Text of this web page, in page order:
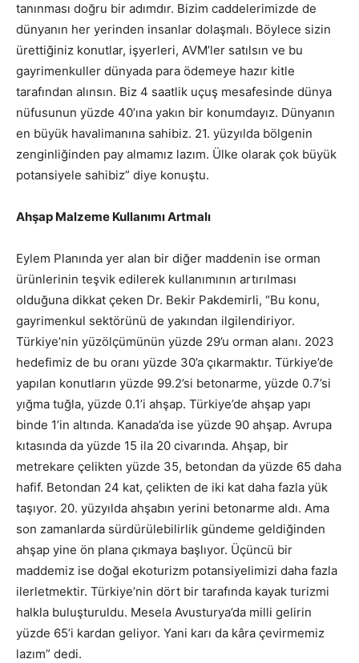
tanınması doğru bir adımdır. Bizim caddelerimizde de
dünyanın her yerinden insanlar dolaşmalı. Böylece sizin
ürettiğiniz konutlar, işyerleri, AVM’ler satılsın ve bu
gayrimenkuller dünyada para ödemeye hazır kitle
tarafından alınsın. Biz 4 saatlik uçuş mesafesinde dünya
nüfusunun yüzde 40’ına yakın bir konumdayız. Dünyanın
en büyük havalimanına sahibiz. 21. yüzyılda bölgenin
zenginliğinden pay almamız lazım. Ülke olarak çok büyük
potansiyele sahibiz” diye konuştu.
Ahşap Malzeme Kullanımı Artmalı
Eylem Planında yer alan bir diğer maddenin ise orman
ürünlerinin teşvik edilerek kullanımının artırılması
olduğuna dikkat çeken Dr. Bekir Pakdemirli, “Bu konu,
gayrimenkul sektörünü de yakından ilgilendiriyor.
Türkiye’nin yüzölçümünün yüzde 29’u orman alanı. 2023
hedefimiz de bu oranı yüzde 30’a çıkarmaktır. Türkiye’de
yapılan konutların yüzde 99.2’si betonarme, yüzde 0.7’si
yığma tuğla, yüzde 0.1’i ahşap. Türkiye’de ahşap yapı
binde 1’in altında. Kanada’da ise yüzde 90 ahşap. Avrupa
kıtasında da yüzde 15 ila 20 civarında. Ahşap, bir
metrekare çelikten yüzde 35, betondan da yüzde 65 daha
hafif. Betondan 24 kat, çelikten de iki kat daha fazla yük
taşıyor. 20. yüzyılda ahşabın yerini betonarme aldı. Ama
son zamanlarda sürdürülebilirlik gündeme geldiğinden
ahşap yine ön plana çıkmaya başlıyor. Üçüncü bir
maddemiz ise doğal ekoturizm potansiyelimizi daha fazla
ilerletmektir. Türkiye’nin dört bir tarafında kayak turizmi
halkla buluşturuldu. Mesela Avusturya’da milli gelirin
yüzde 65’i kardan geliyor. Yani karı da kâra çevirmemiz
lazım” dedi.